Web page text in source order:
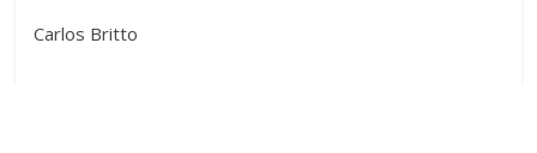
Carlos Britto